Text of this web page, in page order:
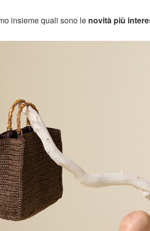
insieme quali sono le novità più